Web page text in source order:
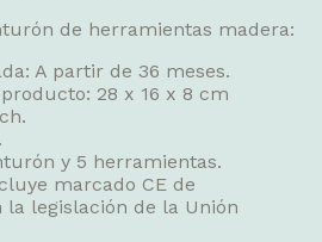
de herramientas madera:
A partir de 36 meses.
28 x 16 x 8 cm
y 5 herramientas.
marcado CE de
legislación de la Unión